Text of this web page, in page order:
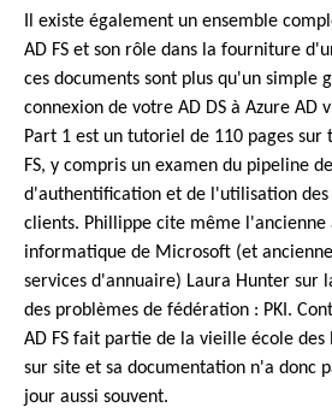
Il existe également un ensemble
AD FS et son rôle dans la fourniture
ces documents sont plus qu'un simple
connexion de votre AD DS à Azure AD
Part 1 est un tutoriel de 110 pages sur
FS, y compris un examen du pipeline
d'authentification et de l'utilisation des
clients. Phillippe cite même
informatique de Microsoft (et
services d'annuaire) Laura Hunter sur
des problèmes de fédération : PKI.
AD FS fait partie de la vieille école
sur site et sa documentation n'a donc
jour aussi souvent.